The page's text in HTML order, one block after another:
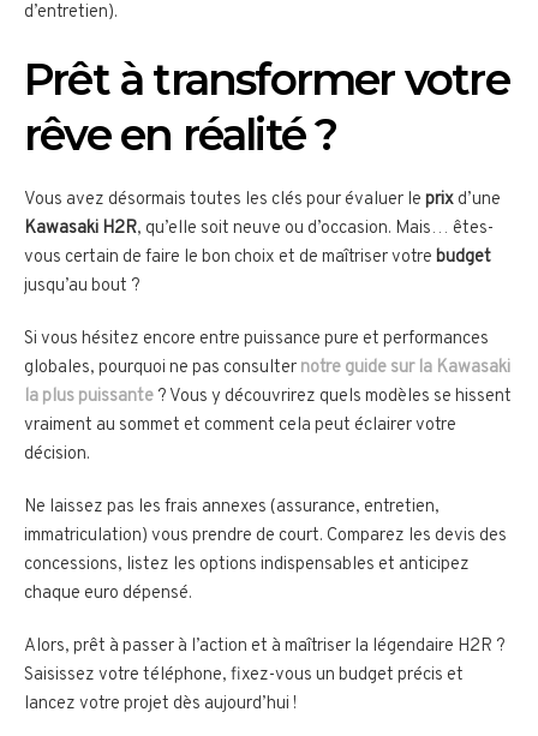
d’entretien).
Prêt à transformer votre
rêve en réalité ?
Vous avez désormais toutes les clés pour évaluer le prix d’une
Kawasaki H2R, qu’elle soit neuve ou d’occasion. Mais… êtes-
vous certain de faire le bon choix et de maîtriser votre budget
jusqu’au bout ?
Si vous hésitez encore entre puissance pure et performances
globales, pourquoi ne pas consulter notre guide sur la Kawasaki
la plus puissante ? Vous y découvrirez quels modèles se hissent
vraiment au sommet et comment cela peut éclairer votre
décision.
Ne laissez pas les frais annexes (assurance, entretien,
immatriculation) vous prendre de court. Comparez les devis des
concessions, listez les options indispensables et anticipez
chaque euro dépensé.
Alors, prêt à passer à l’action et à maîtriser la légendaire H2R ?
Saisissez votre téléphone, fixez-vous un budget précis et
lancez votre projet dès aujourd’hui !